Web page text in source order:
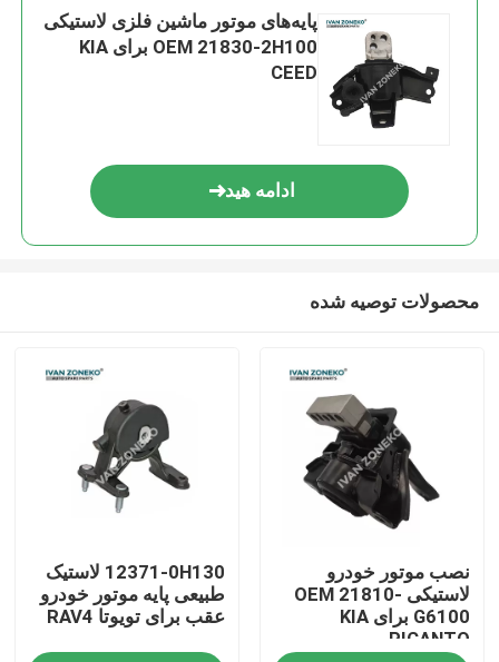
صفحه اصلی
پایه‌های موتور ماشین فلزی لاستیکی
OEM 21830-2H100 برای KIA
CEED
ادامه هید
محصولات توصیه شده
نصب موتور خودرو
لاستیکی OEM 21810-
G6100 برای KIA
PICANTO
12371-0H130 لاستیک
طبیعی پایه موتور خودرو
عقب برای تویوتا RAV4